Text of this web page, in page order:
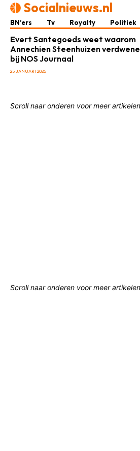
Socialnieuws.nl
BN’ers Tv Royalty Politiek
Evert Santegoeds weet waarom
Annechien Steenhuizen
bij NOS Journaal
25 JANUARI 2026
Scroll naar onderen voor meer artikelen
Scroll naar onderen voor meer artikelen